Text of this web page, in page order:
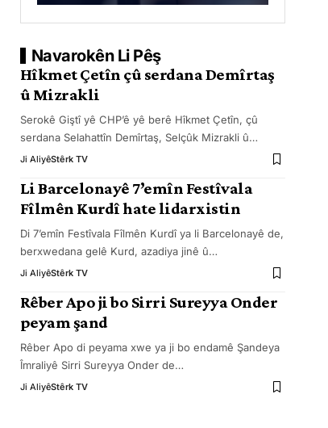
Navarokên Li Pêş
Hîkmet Çetîn çû serdana Demîrtaş
û Mizrakli
Serokê Giştî yê CHP’ê yê berê Hîkmet Çetîn, çû
serdana Selahattîn Demîrtaş, Selçûk Mizrakli û…
Ji AliyêStêrk TV
Li Barcelonayê 7’emîn Festîvala
Fîlmên Kurdî hate lidarxistin
Di 7’emîn Festîvala Fîlmên Kurdî ya li Barcelonayê de,
berxwedana gelê Kurd, azadiya jinê û…
Ji AliyêStêrk TV
Rêber Apo ji bo Sirri Sureyya Onder
peyam şand
Rêber Apo di peyama xwe ya ji bo endamê Şandeya
Îmraliyê Sirri Sureyya Onder de…
Ji AliyêStêrk TV